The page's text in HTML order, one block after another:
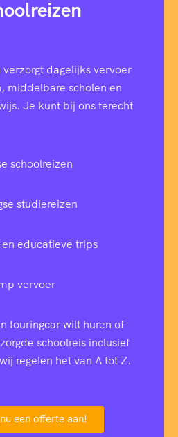
verzorgt dagelijks vervoer
middelbare scholen en
Je kunt bij ons terecht
schoolreizen
studiereizen
educatieve trips
vervoer
touringcar wilt huren of
schoolreis inclusief
regelen het van A tot Z.
een offerte aan!